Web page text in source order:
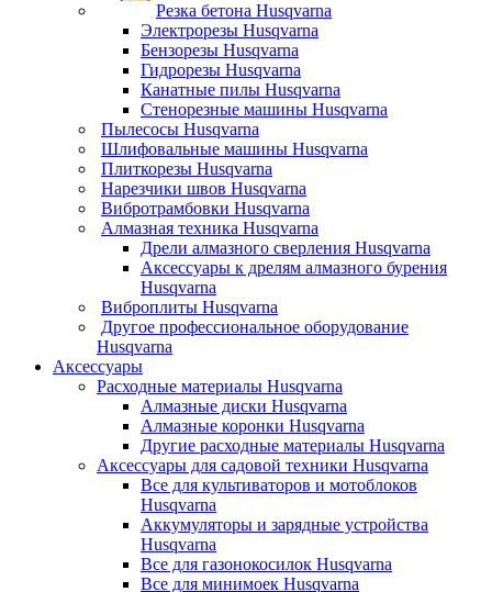
Резка бетона Husqvarna
Электрорезы Husqvarna
Бензорезы Husqvarna
Гидрорезы Husqvarna
Канатные пилы Husqvarna
Стенорезные машины Husqvarna
Пылесосы Husqvarna
Шлифовальные машины Husqvarna
Плиткорезы Husqvarna
Нарезчики швов Husqvarna
Вибротрамбовки Husqvarna
Алмазная техника Husqvarna
Дрели алмазного сверления Husqvarna
Аксессуары к дрелям алмазного бурения
Husqvarna
Виброплиты Husqvarna
Другое профессиональное оборудование
Husqvarna
Аксессуары
Расходные материалы Husqvarna
Алмазные диски Husqvarna
Алмазные коронки Husqvarna
Другие расходные материалы Husqvarna
Аксессуары для садовой техники Husqvarna
Все для культиваторов и мотоблоков
Husqvarna
Аккумуляторы и зарядные устройства
Husqvarna
Все для газонокосилок Husqvarna
Все для минимоек Husqvarna